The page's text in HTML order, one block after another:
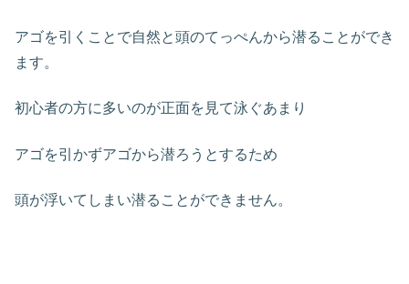
アゴを引くことで自然と頭のてっぺんから潜ることができ
ます。
初心者の方に多いのが正面を見て泳ぐあまり
アゴを引かずアゴから潜ろうとするため
頭が浮いてしまい潜ることができません。